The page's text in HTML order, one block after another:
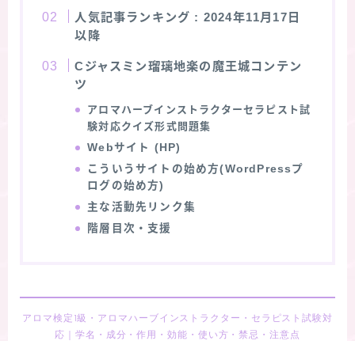
人気記事ランキング : 2024年11月17日
以降
Cジャスミン瑠璃地楽の魔王城コンテン
ツ
アロマハーブインストラクターセラピスト試
験対応クイズ形式問題集
Webサイト (HP)
こういうサイトの始め方(WordPressプ
ログの始め方)
主な活動先リンク集
階層目次・支援
アロマ検定1級・アロマハーブインストラクター・セラピスト試験対
応｜学名・成分・作用・効能・使い方・禁忌・注意点